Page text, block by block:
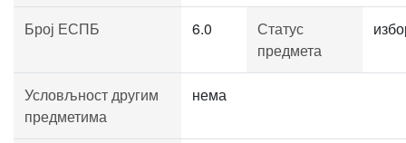
Број ЕСПБ 6.0
Статус
предмета
Условљност другим
предметима
нема